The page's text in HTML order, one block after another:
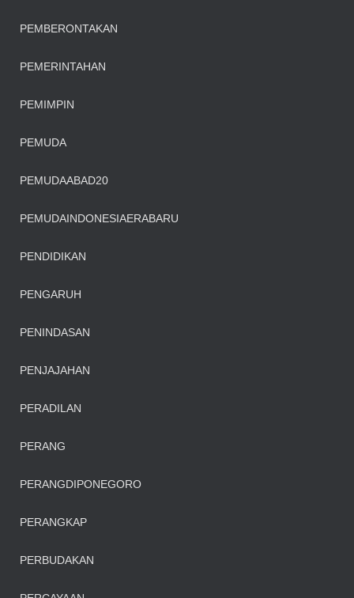
PEMBERONTAKAN
PEMERINTAHAN
PEMIMPIN
PEMUDA
PEMUDAABAD20
PEMUDAINDONESIAERABARU
PENDIDIKAN
PENGARUH
PENINDASAN
PENJAJAHAN
PERADILAN
PERANG
PERANGDIPONEGORO
PERANGKAP
PERBUDAKAN